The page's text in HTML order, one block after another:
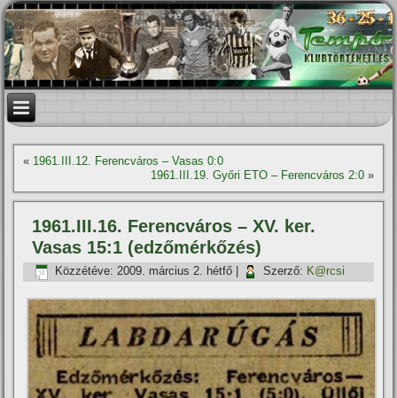
« 1961.III.12. Ferencváros – Vasas 0:0
1961.III.19. Győri ETO – Ferencváros 2:0»
1961.III.16. Ferencváros – XV. ker.
Vasas 15:1 (edzőmérkőzés)
Közzétéve: 2009. március 2. hétfő Szerző: K@rcsi